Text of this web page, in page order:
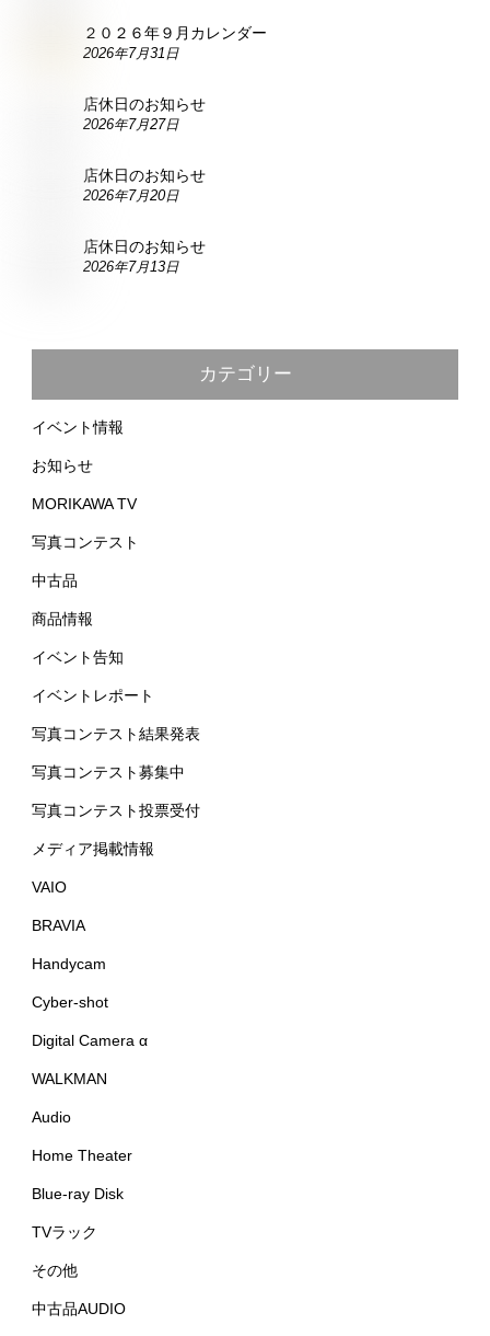
２０２６年９月カレンダー
2026年7月31日
店休日のお知らせ
2026年7月27日
店休日のお知らせ
2026年7月20日
店休日のお知らせ
2026年7月13日
カテゴリー
イベント情報
お知らせ
MORIKAWA TV
写真コンテスト
中古品
商品情報
イベント告知
イベントレポート
写真コンテスト結果発表
写真コンテスト募集中
写真コンテスト投票受付
メディア掲載情報
VAIO
BRAVIA
Handycam
Cyber-shot
Digital Camera α
WALKMAN
Audio
Home Theater
Blue-ray Disk
TVラック
その他
中古品AUDIO